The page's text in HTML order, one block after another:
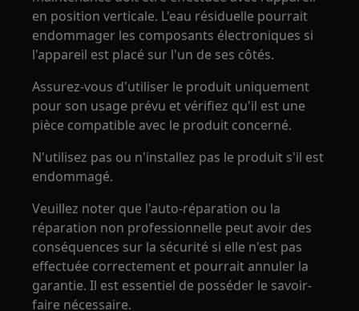
en position verticale. L'eau résiduelle pourrait
endommager les composants électroniques si
l'appareil est placé sur l'un de ses côtés.
Assurez-vous d'utiliser le produit uniquement
pour son usage prévu et vérifiez qu'il est une
pièce compatible avec le produit concerné.
N'utilisez pas ou n'installez pas le produit s'il est
endommagé.
Veuillez noter que l'auto-réparation ou la
réparation non professionnelle peut avoir des
conséquences sur la sécurité si elle n'est pas
effectuée correctement et pourrait annuler la
garantie. Il est essentiel de posséder le savoir-
faire nécessaire.